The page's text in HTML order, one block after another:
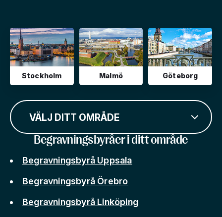
Stockholm Malmö Göteborg
VÄLJ DITT OMRÅDE
Begravningsbyråer i ditt område
Begravningsbyrå Uppsala
Begravningsbyrå Örebro
Begravningsbyrå Linköping